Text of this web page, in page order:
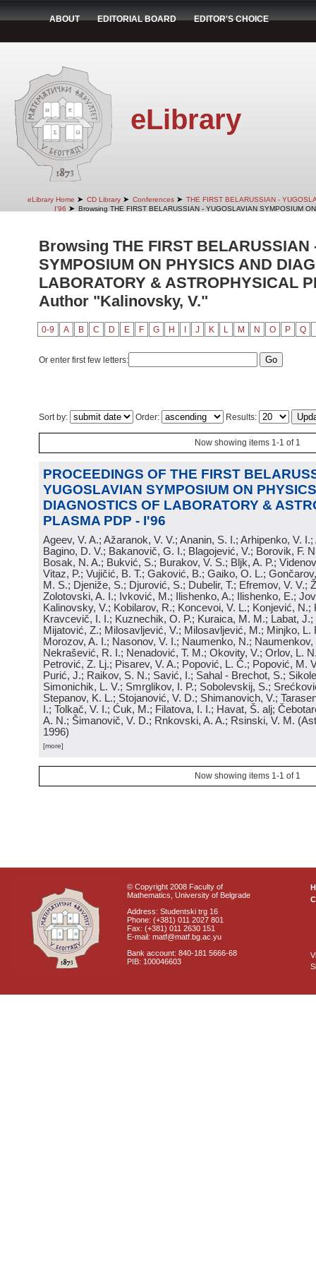
ABOUT EDITORIAL BOARD EDITOR'S CHOICE
eLibrary
eLibrary Home ➤ CD Library ➤ Conferences ➤ THE FIRST BELARUSSIAN -
I'96 ➤ Browsing THE FIRST BELARUSSIAN - YUGOSLAVIAN SYMPOSIUM
Browsing THE FIRST BELARUSSIAN
SYMPOSIUM ON PHYSICS AND
LABORATORY & ASTROPHYSICAL
Author "Kalinovsky, V."
0-9 A B C D E F G H J K L M N O P Q
Or enter first few letters:
Sort by: Order: Results:
Now showing items 1-1 of 1
PROCEEDINGS OF THE FIRST
YUGOSLAVIAN SYMPOSIUM ON
DIAGNOSTICS OF LABORATORY &
PLASMA PDP - I'96
Ageev, V. A.; Ažaranok, V. V.; Ananin, S. I.; Arhipenko, V.
Bagino, D. V.; Bakanovič, G. I.; Blagojević, V.; Borovik, F.
Bosak, N. A.; Bukvić, S.; Burakov, V. S.; Bljk, A. P.;
Vitaz, P.; Vujičić, B. T.; Gaković, B.; Gaiko, O. L.;
M. S.; Djeniže, S.; Djurović, S.; Dubelir, T.; Efremov, V. V.;
Zolotovski, A. I.; Ivković, M.; Ilishenko, A.; Ilishenko, E.;
Kalinovsky, V.; Kobilarov, R.; Koncevoi, V. L.; Konjević, N.;
Kravcevič, I. I.; Kuznechik, O. P.; Kuraica, M. M.; Labat,
Mijatović, Z.; Milosavljević, V.; Milosavljević, M.; Minjko, L.
Morozov, A. I.; Nasonov, V. I.; Naumenko, N.; Naumenkov,
Nekrašević, R. I.; Nenadović, T. M.; Okovity, V.; Orlov, L.
Petrović, Z. Lj.; Pisarev, V. A.; Popović, L. Č.; Popović, M.
Purić, J.; Raikov, S. N.; Savić, I.; Sahal - Brechot, S.;
Simonichik, L. V.; Smrglikov, I. P.; Sobolevskij, S.;
Stepanov, K. L.; Stojanović, V. D.; Shimanovich, V.;
I.; Tolkač, V. I.; Ćuk, M.; Filatova, I. I.; Havat, Š. alj;
A. N.; Šimanovič, V. D.; Rnkovski, A. A.; Rsinski, V. M. (
1996)
[more]
Now showing items 1-1 of 1
© Copyright 2008 Faculty of
Mathematics, University of Belgrade
Address: Studentski trg 16
Phone: (+381) 011 2027 801
Fax: (+381) 011 2630 151
E-mail: matf@matf.bg.ac.yu
Bank account: 840-181 5666-68
PIB: 100046603